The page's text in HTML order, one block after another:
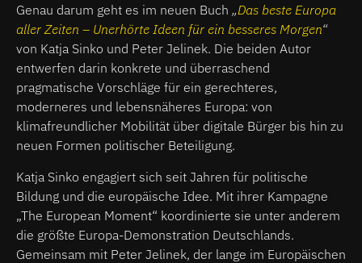
Genau darum geht es im neuen Buch „Das beste Europa
aller Zeiten – Unerhörte Ideen für ein besseres Morgen“
von Katja Sinko und Peter Jelinek. Die beiden Autor
entwerfen darin konkrete und überraschend
pragmatische Vorschläge für ein gerechteres,
moderneres und lebensnäheres Europa: von
klimafreundlicher Mobilität über digitale Bürger bis hin zu
neuen Formen politischer Beteiligung.
Katja Sinko engagiert sich seit Jahren für politische
Bildung und die europäische Idee. Mit ihrer Kampagne
„The European Moment“ koordinierte sie unter anderem
die größte Europa-Demonstration Deutschlands.
Gemeinsam mit Peter Jelinek, der lange im Europäischen